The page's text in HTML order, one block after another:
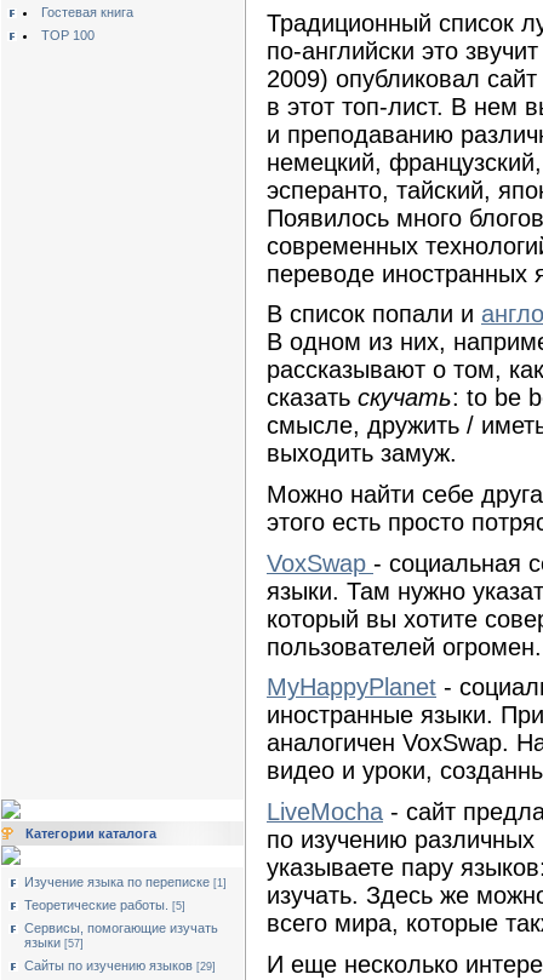
Гостевая книга
TOP 100
Категории каталога
Изучение языка по переписке [1]
Теоретические работы. [5]
Сервисы, помогающие изучать
языки [57]
Сайты по изучению языков [29]
Традиционный список
по-английски это
2009) опубликовал сайт
в этот топ-лист. В нем
и преподаванию
немецкий,
эсперанто, тайский,
Появилось много
современных
переводе иностранных
В список попали и
В одном из них,
рассказывают о том,
сказать скучать: to be
смысле, дружить /
выходить замуж.
Можно найти себе
этого есть просто
VoxSwap - социальная
языки. Там нужно
который вы хотите
пользователей огромен.
MyHappyPlanet -
иностранные языки.
аналогичен VoxSwap.
видео и уроки,
LiveMocha - сайт
по изучению
указываете пару
изучать. Здесь же
всего мира, которые
И еще несколько